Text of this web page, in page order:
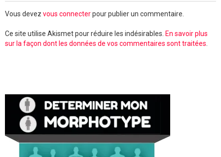
Vous devez vous connecterpour publier un commentaire.
Ce site utilise Akismet pour réduire les indésirables. En savoir plus
sur la façon dont les données de vos commentaires sont traitées